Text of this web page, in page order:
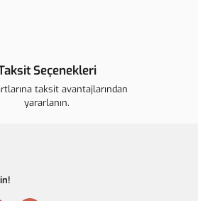
Seçenekleri
taksit avantajlarından
yararlanın.